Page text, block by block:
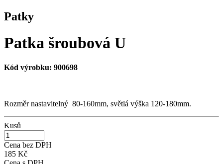
Patky
Patka šroubová U
Kód výrobku: 900698
Rozměr nastavitelný 80-160mm, světlá výška 120-180mm.
Kusů
Cena bez DPH
185 Kč